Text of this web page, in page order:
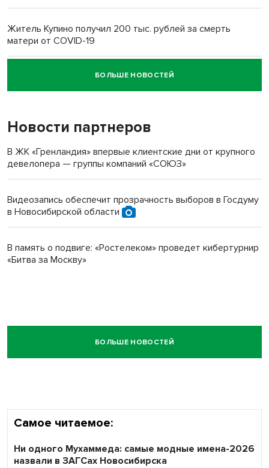
Житель Купино получил 200 тыс. рублей за смерть
матери от COVID-19
Новосибирский суд наказал водителя за смерть
пенсионерки на вокзале
БОЛЬШЕ НОВОСТЕЙ
Новости партнеров
В ЖК «Гренландия» впервые клиентские дни от крупного
девелопера — группы компаний «СОЮЗ»
Видеозапись обеспечит прозрачность выборов в Госдуму
в Новосибирской области
В память о подвиге: «Ростелеком» проведет кибертурнир
«Битва за Москву»
БОЛЬШЕ НОВОСТЕЙ
Самое читаемое:
Ни одного Мухаммеда: самые модные имена-2026
назвали в ЗАГСах Новосибирска